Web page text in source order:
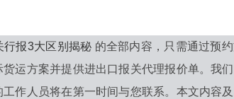
行报3大区别揭秘 的全部内容，只需通过预
运方案并提供进出口报关代理报价单。我
作人员将在第一时间与您联系。本文内容